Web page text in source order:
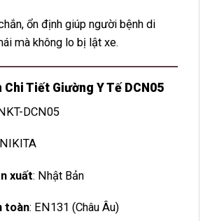
ổn định giúp người bệnh di
mà không lo bị lật xe.
Tiết Giường Y Tế DCN05
DCN05
NIKITA
xuất: Nhật Bản
toàn: EN131 (Châu Âu)